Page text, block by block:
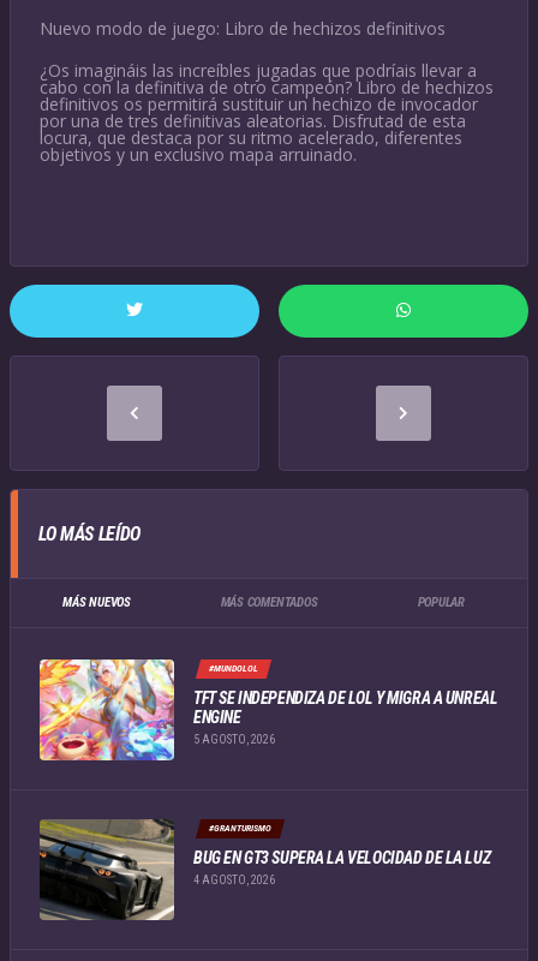
Nuevo modo de juego: Libro de hechizos definitivos
¿Os imagináis las increíbles jugadas que podríais llevar a
cabo con la definitiva de otro campeón? Libro de hechizos
definitivos os permitirá sustituir un hechizo de invocador
por una de tres definitivas aleatorias. Disfrutad de esta
locura, que destaca por su ritmo acelerado, diferentes
objetivos y un exclusivo mapa arruinado.
LO MÁS LEÍDO
MÁS NUEVOS MÁS COMENTADOS POPULAR
#MUNDOLOL
TFT SE INDEPENDIZA DE LOL Y MIGRA A UNREAL
ENGINE
5 AGOSTO, 2026
#GRANTURISMO
BUG EN GT3 SUPERA LA VELOCIDAD DE LA LUZ
4 AGOSTO, 2026